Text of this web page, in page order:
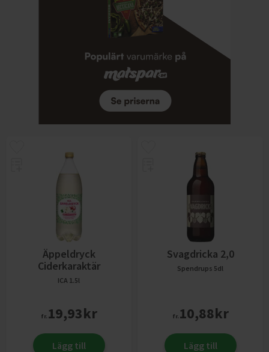
Äppeldryck
Ciderkaraktär
ICA 1.5l
fr. 19,93kr
Lägg till
Svagdricka 2,0
Spendrups 5dl
fr. 10,88kr
Lägg till